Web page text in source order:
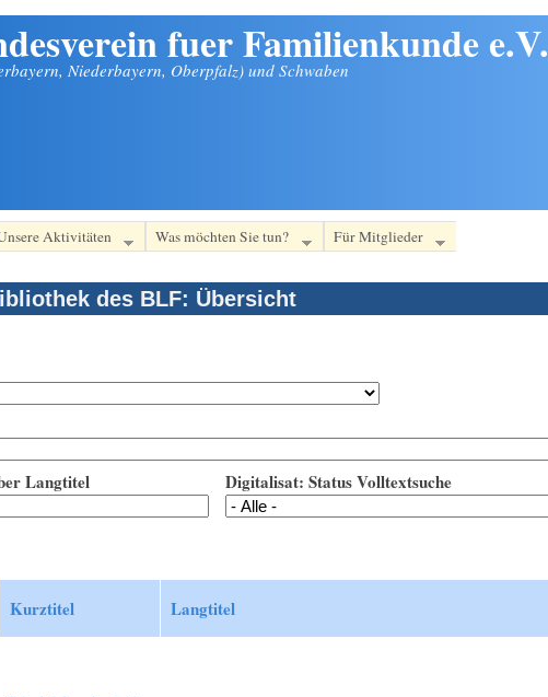
fuer Familienkunde e.V.
Niederbayern, Oberpfalz) und Schwaben
Aktivitäten Was möchten Sie tun? Für Mitglieder
des BLF: Übersicht
Langtitel Digitalisat: Status Volltextsuche
Kurztitel Langtitel